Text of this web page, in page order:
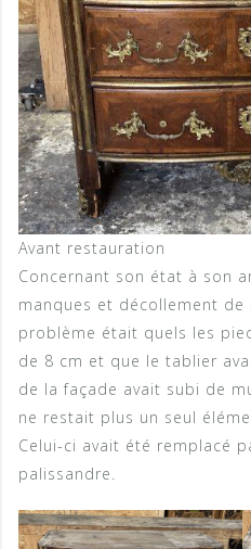
Avant restauration
Concernant son état à son
manques et décollement de
problème était quels les
de 8 cm et que le tablier
de la façade avait subi de
ne restait plus un seul
Celui-ci avait été remplacé
palissandre.